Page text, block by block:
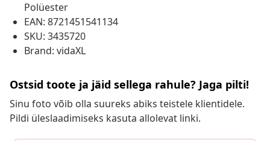
Polüester
EAN: 8721451541134
SKU: 3435720
Brand: vidaXL
Ostsid toote ja jäid sellega rahule? Jaga pilti!
Sinu foto võib olla suureks abiks teistele klientidele.
Pildi üleslaadimiseks kasuta allolevat linki.